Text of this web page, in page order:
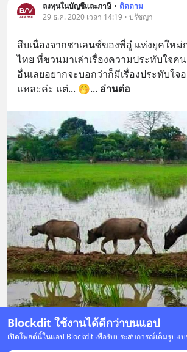
Blockdit ใช้งานได้ดีกว่าบนแอป
เปิดโพสต์นี้ในแอป Blockdit เพื่อรับประสบการณ์เต็มรูปแ
ลงทุนในบัญชีและภาษี • ติดตาม
29 ธ.ค. 2020 เวลา 14:19 • ปรัชญา
สืบเนื่องจากชาเลนซ์ของพี่อู๋ แห่งยุคใหม่
ไทย ที่ชวนมาเล่าเรื่องความประทับใจค
อื่นเลยอยากจะบอกว่าก็มีเรื่องประทับใจ
แหละค่ะ แต่... 🤭... อ่านต่อ